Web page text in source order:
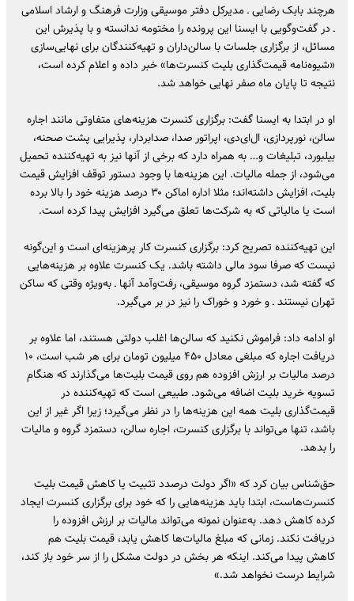
هرچند بابک رضایی ـ مدیرکل دفتر موسیقی وزارت فرهنگ و ارشاد اسلامی
ـ در گفت‌وگویی با ایسنا این پرونده را مختومه ندانسته و با پذیرش این
مسائل، از برگزاری جلسات با سالن‌داران و تهیه‌کنندگان برای نهایی‌سازی
«شیوه‌نامه قیمت‌گذاری بلیت کنسرت‌ها» خبر داده و اعلام کرده است،
نتیجه تا پایان ماه صفر نهایی خواهد شد.
او در ابتدا به ایسنا گفت: برگزاری کنسرت هزینه‌های متفاوتی مانند اجاره
سالن، نورپردازی، ال‌ای‌دی، اپراتور صدا، صدابردار، پذیرایی پشت صحنه،
بیلبورد، تبلیغات و… به همراه دارد که برخی از آنها نیز به تهیه‌کننده تحمیل
می‌شود، از جمله مالیات. این هزینه‌ها با وجود دستور توقف افزایش قیمت
بلیت، افزایش داشته‌اند؛ مثلا اداره اماکن ۳۰ درصد هزینه خود را بالا برده
است یا مالیاتی که به شرکت‌ها تعلق می‌گیرد افزایش پیدا کرده است.
این تهیه‌کننده تصریح کرد: برگزاری کنسرت کار پرهزینه‌ای است و این‌گونه
نیست که صرفا سود مالی داشته باشد. یک کنسرت علاوه بر هزینه‌هایی
که گفته شد، دستمزد گروه موسیقی، رفت‌وآمد آنها ـ به‌ویژه وقتی که ساکن
تهران نیستند ـ و خورد و خوراک را نیز در بر می‌گیرد.
او ادامه داد: فراموش نکنید که سالن‌ها اغلب دولتی هستند، اما علاوه بر
دریافت اجاره که مبلغی معادل ۴۵۰ میلیون تومان برای هر شب است، ۱۰
درصد مالیات بر ارزش افزوده هم روی قیمت بلیت‌ها می‌گذارند که هنگام
تسویه خرید بلیت اضافه می‌شود. طبیعی است که تهیه‌کننده در
قیمت‌گذاری بلیت همه این هزینه‌ها را در نظر می‌گیرد؛ زیرا اگر غیر از این
باشد، تنها می‌تواند با برگزاری کنسرت، اجاره سالن، دستمزد گروه و مالیات
را بدهد.
حق‌شناس بیان کرد که «اگر دولت درصدد تثبیت یا کاهش قیمت بلیت
کنسرت‌هاست، ابتدا باید هزینه‌هایی را که خود برای برگزاری کنسرت ایجاد
کرده کاهش دهد. به‌عنوان نمونه می‌تواند مالیات بر ارزش افزوده را
دریافت نکند. زمانی که مبلغ مالیات‌ها کاهش یابد، قیمت بلیت هم
کاهش پیدا می‌کند. اینکه هر بخش در دولت مشکل را از سر خود باز کند،
شرایط درست نخواهد شد.»